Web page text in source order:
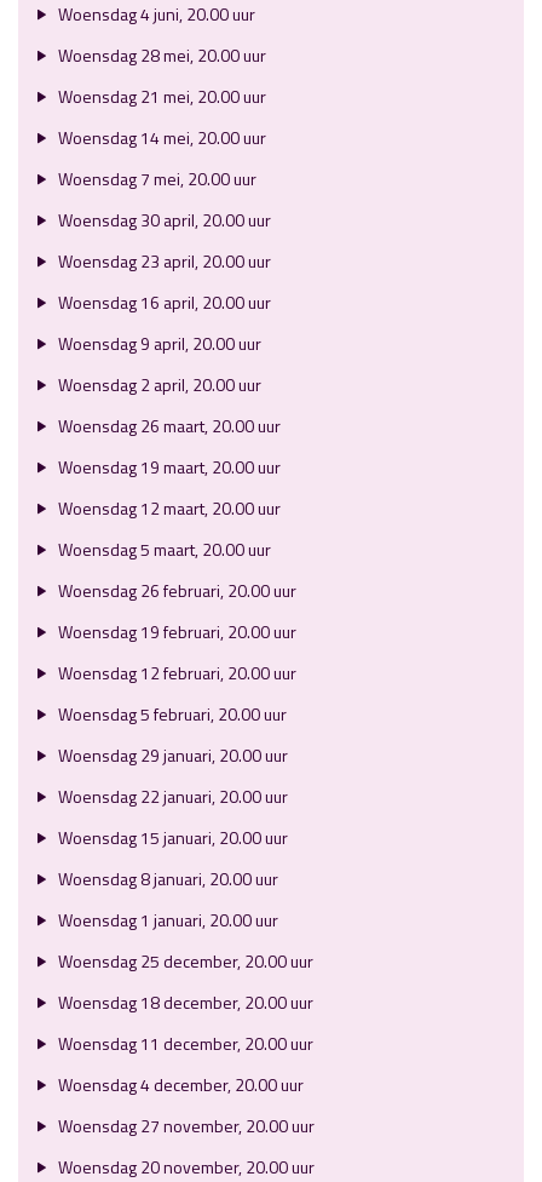
Woensdag 4 juni, 20.00 uur
Woensdag 28 mei, 20.00 uur
Woensdag 21 mei, 20.00 uur
Woensdag 14 mei, 20.00 uur
Woensdag 7 mei, 20.00 uur
Woensdag 30 april, 20.00 uur
Woensdag 23 april, 20.00 uur
Woensdag 16 april, 20.00 uur
Woensdag 9 april, 20.00 uur
Woensdag 2 april, 20.00 uur
Woensdag 26 maart, 20.00 uur
Woensdag 19 maart, 20.00 uur
Woensdag 12 maart, 20.00 uur
Woensdag 5 maart, 20.00 uur
Woensdag 26 februari, 20.00 uur
Woensdag 19 februari, 20.00 uur
Woensdag 12 februari, 20.00 uur
Woensdag 5 februari, 20.00 uur
Woensdag 29 januari, 20.00 uur
Woensdag 22 januari, 20.00 uur
Woensdag 15 januari, 20.00 uur
Woensdag 8 januari, 20.00 uur
Woensdag 1 januari, 20.00 uur
Woensdag 25 december, 20.00 uur
Woensdag 18 december, 20.00 uur
Woensdag 11 december, 20.00 uur
Woensdag 4 december, 20.00 uur
Woensdag 27 november, 20.00 uur
Woensdag 20 november, 20.00 uur